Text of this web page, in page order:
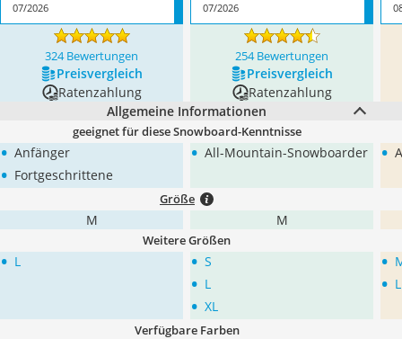
07/2026
07/2026
324 Bewertungen 254 Bewertungen
Preis­vergleich
Preis­vergleich
Ratenzahlung
Ratenzahlung
Allgemeine Informationen
geeignet für diese Snowboard-Kenntnisse
• Anfänger
• Fortgeschrittene
• All-Mountain-Snowboarder •
Größe
M M
Weitere Größen
• L • S
• L
• XL
•
• L
Verfügbare Farben